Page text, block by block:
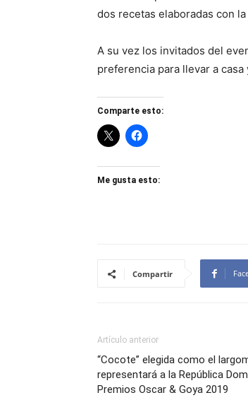
dos recetas elaboradas con
A su vez los invitados del
preferencia para llevar a
Comparte esto:
Me gusta esto:
Compartir
Artículo anterior
“Cocote” elegida como el
representará a la República
Premios Oscar & Goya 2019